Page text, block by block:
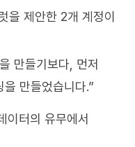
을 제안한 2개 계정이
만들기보다, 먼저
만들었습니다.”
이터의 유무에서